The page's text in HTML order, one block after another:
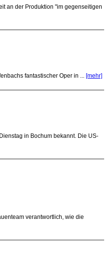
an der Produktion "im gegenseitigen
fantastischer Oper in ... [mehr]
in Bochum bekannt. Die US-
verantwortlich, wie die